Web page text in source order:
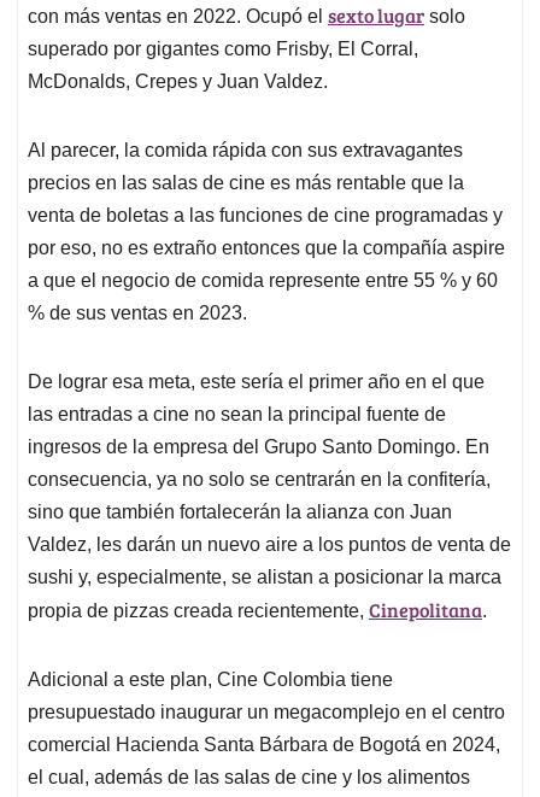
con más ventas en 2022. Ocupó el sexto lugar solo
superado por gigantes como Frisby, El Corral,
McDonalds, Crepes y Juan Valdez.
Al parecer, la comida rápida con sus extravagantes
precios en las salas de cine es más rentable que la
venta de boletas a las funciones de cine programadas y
por eso, no es extraño entonces que la compañía aspire
a que el negocio de comida represente entre 55 % y 60
% de sus ventas en 2023.
De lograr esa meta, este sería el primer año en el que
las entradas a cine no sean la principal fuente de
ingresos de la empresa del Grupo Santo Domingo. En
consecuencia, ya no solo se centrarán en la confitería,
sino que también fortalecerán la alianza con Juan
Valdez, les darán un nuevo aire a los puntos de venta de
sushi y, especialmente, se alistan a posicionar la marca
propia de pizzas creada recientemente, Cinepolitana.
Adicional a este plan, Cine Colombia tiene
presupuestado inaugurar un megacomplejo en el centro
comercial Hacienda Santa Bárbara de Bogotá en 2024,
el cual, además de las salas de cine y los alimentos